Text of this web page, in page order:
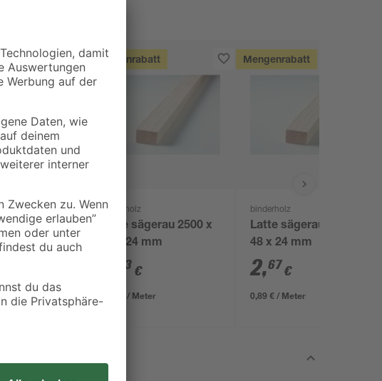
1690 x
Mengenrabatt
binderholz
Latte sägerau 2500 x
48 x 24 mm
23 €
0,89 € / Meter
Mengenrabatt
binderholz
Latte sägerau 3000 x
48 x 24 mm
2,67€
0,89 € / Meter